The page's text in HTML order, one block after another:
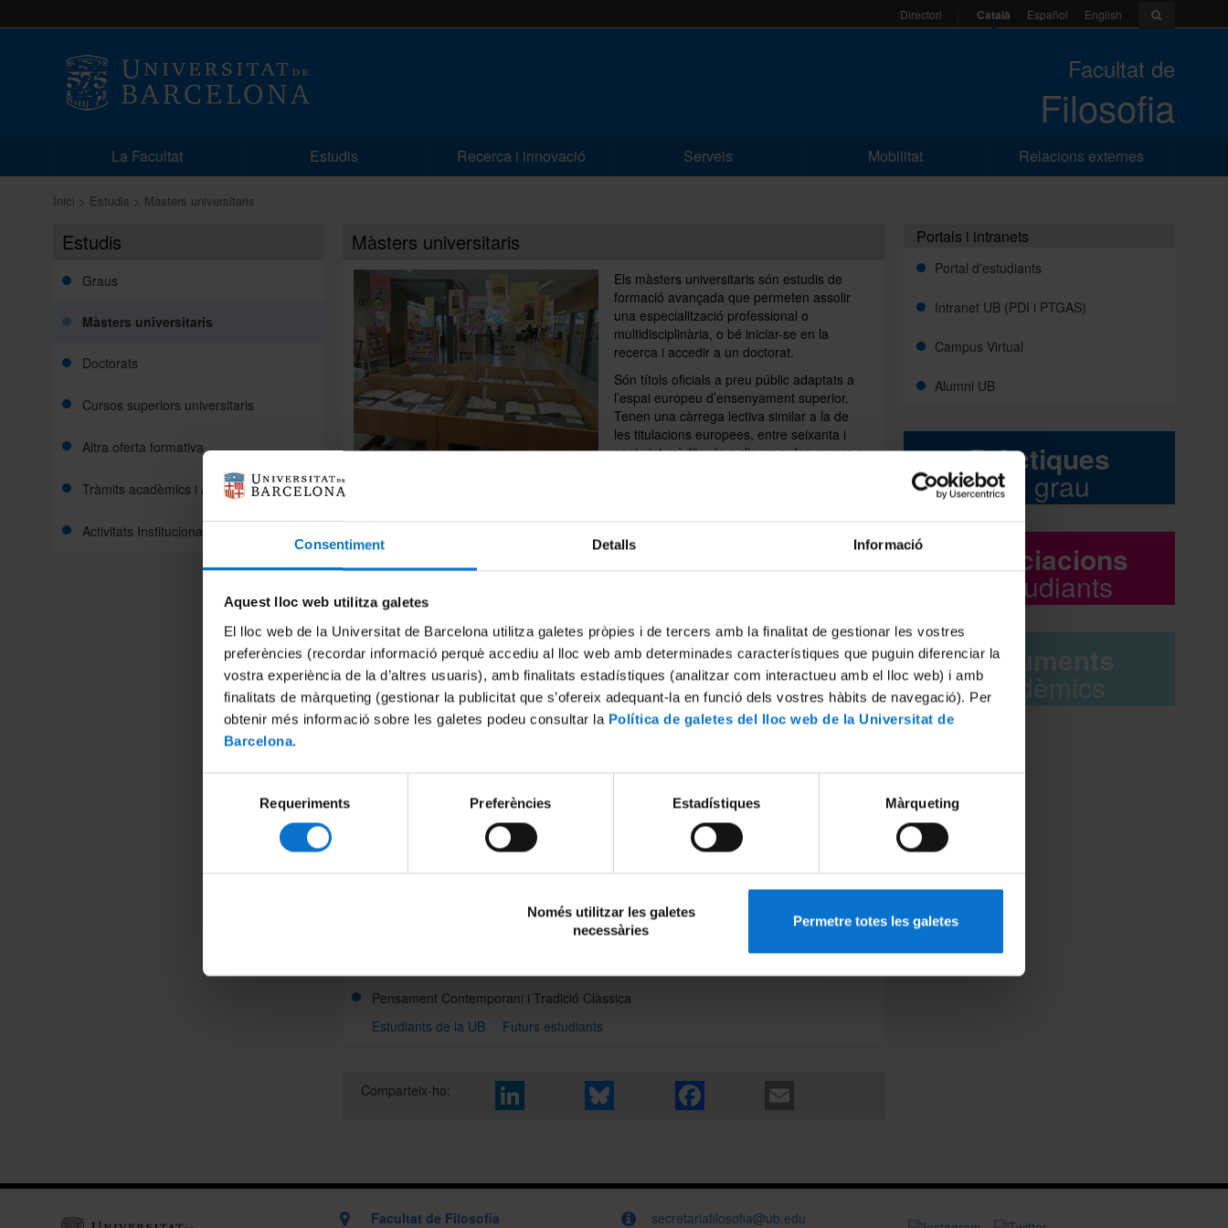
Consentiment Detalls Informació
Aquest lloc web utilitza galetes
El lloc web de la Universitat de Barcelona utilitza galetes pròpies i de tercers amb la finalitat de gestionar les vostres
preferències (recordar informació perquè accediu al lloc web amb determinades característiques que puguin diferenciar la
vostra experiència de la d’altres usuaris), amb finalitats estadístiques (analitzar com interactueu amb el lloc web) i amb
finalitats de màrqueting (gestionar la publicitat que s’ofereix adequant-la en funció dels vostres hàbits de navegació). Per
obtenir més informació sobre les galetes podeu consultar la Política de galetes del lloc web de la Universitat de
Barcelona.
consentiment
Requeriments Preferències Estadístiques Màrqueting
Només utilitzar les galetes
necessàries
Permetre totes les galetes
Directori Català Español English
Facultat de
Filosofia
La Facultat Estudis Recerca i innovació Serveis Mobilitat Relacions externes
Inici Estudis Màsters universitaris
Estudis
Graus
Màsters universitaris
Doctorats
Cursos superiors universitaris
Altra oferta formativa
Tràmits acadèmics i administratius
Activitats Institucionals
Màsters universitaris
Els màsters universitaris són estudis de
formació avançada que permeten assolir
una especialització professional o
multidisciplinària, o bé iniciar-se en la
recerca i accedir a un doctorat.
Són títols oficials a preu públic adaptats a
l’espai europeu d’ensenyament superior.
Tenen una càrrega lectiva similar a la de
les titulacions europees, entre seixanta i
cent vint crèdits, és a dir, un o dos cursos a
Més informació general i actualitzada alweb de la Universitat de Barcelona.
Ciència Cognitiva i Llenguatge
Ciutadania i Drets Humans: Ètica i Política
Estudiants de la UB
Futurs estudiants
Filosofia Analítica(biennal)
Història de la Ciència: Ciència, Història i Societat
(en procés de substitució)
Pensament Contemporani i Tradició Clàssica
Estudiants de la UB
Futurs estudiants
Comparteix-ho:
Portals i intranets
Portal d'estudiants
Intranet UB (PDI i PTGAS)
Campus Virtual
Alumni UB
Pràctiques
del grau
Associacions
d'estudiants
Documents
acadèmics
Facultat de Filosofia secretariafilosofia@ub.edu